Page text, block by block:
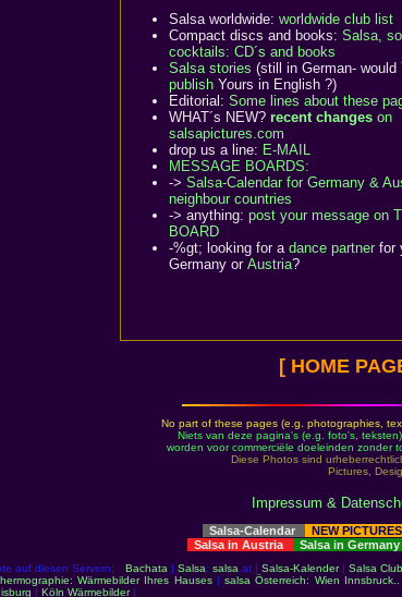
Salsa worldwide: worldwide club list
Compact discs and books: Salsa,
cocktails: CD´s and books
Salsa stories (still in German- would
publish Yours in English ?)
Editorial: Some lines about these
WHAT´s NEW? recent changes on
salsapictures.com
drop us a line: E-MAIL
MESSAGE BOARDS:
-> Salsa-Calendar for Germany &
neighbour countries
-> anything: post your message on
BOARD
-%gt; looking for a dance partnerfor
Germany or Austria?
[ HOME
No part of these pages (e.g. photographies,
Niets van deze pagina's (e.g. foto's,
worden voor commerciële doeleinden zonder
Diese Photos sind
Pictures,
Impressum &
Salsa-Calendar NEW
Salsa in Austria
Salsa in Germany
auf diesen Servern: Bachata | Salsa: salsa .at | Salsa-Kalender|Salsa
Wärmebilder Ihres Hauses|salsa Österreich: Wien Innsbruck..
| Köln Wärmebilder|